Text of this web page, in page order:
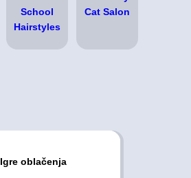
Igre oblačenja